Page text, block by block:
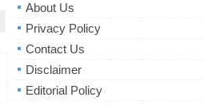
About Us
Privacy Policy
Contact Us
Disclaimer
Editorial Policy